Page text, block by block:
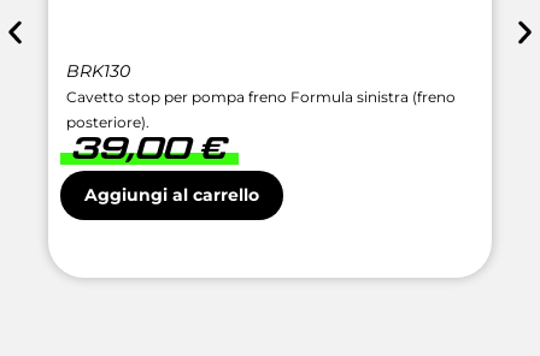
BRK130
Cavetto stop per pompa freno Formula sinistra (freno
posteriore).
39,00€
Aggiungi al carrello